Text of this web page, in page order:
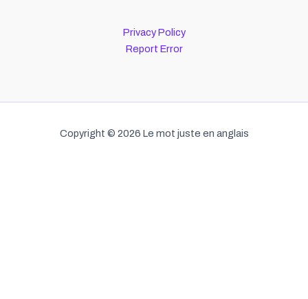
Privacy Policy
Report Error
Copyright © 2026 Le mot juste en anglais